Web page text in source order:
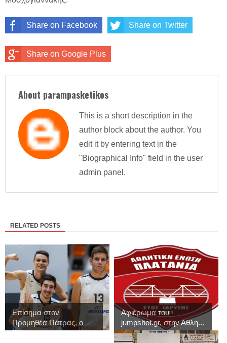
Share on Facebook Share on Twitter
Share on Google Plus
About parampasketikos
This is a short description in the
author block about the author. You
edit it by entering text in the
"Biographical Info" field in the user
admin panel.
RELATED POSTS
Επίσημα στον
Προμηθέα Πάτρας, ο
Π.Κ...
Αφιέρωμα του
jumpshot.gr, στην Αθλη...